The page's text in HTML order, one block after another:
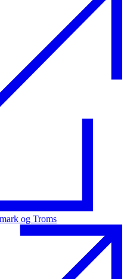
og Troms